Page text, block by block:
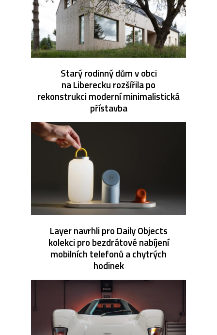
Starý rodinný dům v obci
na Liberecku rozšířila po
rekonstrukci moderní minimalistická
přístavba
Layer navrhli pro Daily Objects
kolekci pro bezdrátové nabíjení
mobilních telefonů a chytrých
hodinek